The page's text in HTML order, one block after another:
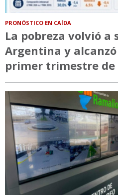
PRONÓSTICO EN CAÍDA
La pobreza volvió a
Argentina y alcanzó
primer trimestre de